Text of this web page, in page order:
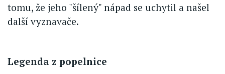
tomu, že jeho "šílený" nápad se uchytil a našel
další vyznavače.
Legenda z popelnice